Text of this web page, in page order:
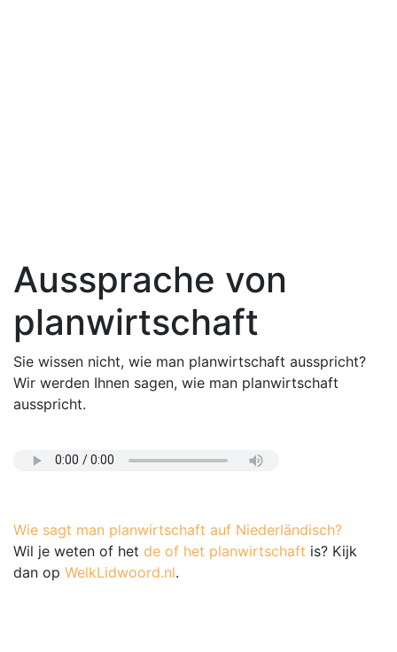
Aussprache von
planwirtschaft
Sie wissen nicht, wie man planwirtschaft ausspricht?
Wir werden Ihnen sagen, wie man planwirtschaft
ausspricht.
Wie sagt man planwirtschaft auf Niederländisch?
Wil je weten of het de of het planwirtschaft is? Kijk
dan op WelkLidwoord.nl.